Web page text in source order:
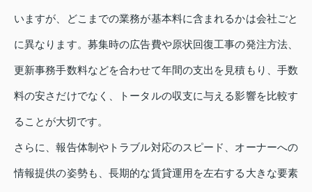
いますが、どこまでの業務が基本料に含まれるかは会社ごと
に異なります。募集時の広告費や原状回復工事の発注方法、
更新事務手数料などを合わせて年間の支出を見積もり、手数
料の安さだけでなく、トータルの収支に与える影響を比較す
ることが大切です。
さらに、報告体制やトラブル対応のスピード、オーナーへの
情報提供の姿勢も、長期的な賃貸運用を左右する大きな要素